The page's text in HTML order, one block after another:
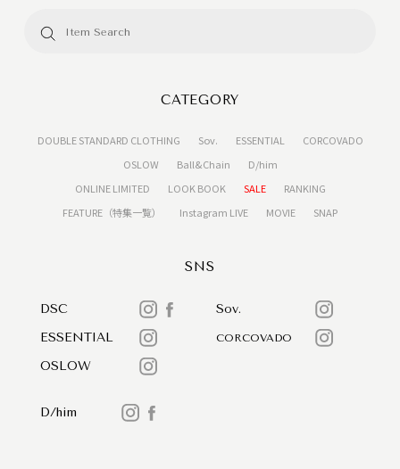
CATEGORY
DOUBLE STANDARD CLOTHING Sov. ESSENTIAL
CORCOVADO
OSLOW
Ball&Chain
D/him
ONLINE LIMITED
LOOK BOOK SALE
RANKING
FEATURE（特集一覧）
Instagram LIVE MOVIE SNAP
SNS
DSC
Sov.
ESSENTIAL
CORCOVADO
OSLOW
D/him